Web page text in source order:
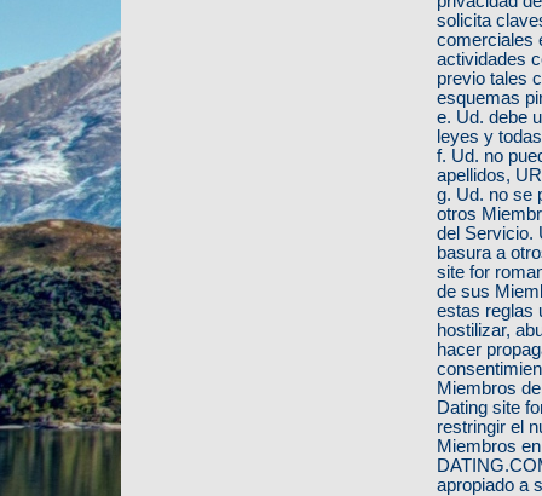
solicita
comerciales
actividades
previo tales
esquemas
e. Ud. debe
leyes y
f. Ud. no
apellidos,
g. Ud. no se
otros
del Servicio.
basura a
site for
de sus
estas reglas
hostilizar,
hacer
Miembros
Dating site
restringir el
Miembros
apropiado a